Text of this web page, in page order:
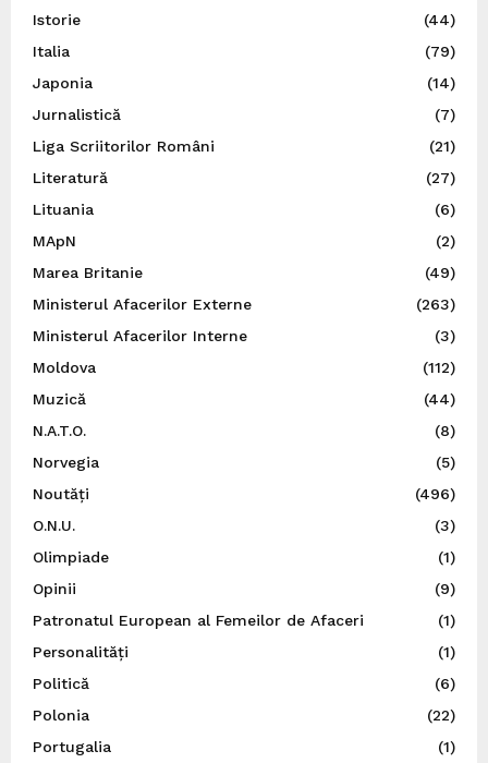
Istorie
(44)
Italia
(79)
Japonia
(14)
Jurnalistică
(7)
Liga Scriitorilor Români
(21)
Literatură
(27)
Lituania
(6)
MApN
(2)
Marea Britanie
(49)
Ministerul Afacerilor Externe
(263)
Ministerul Afacerilor Interne
(3)
Moldova
(112)
Muzică
(44)
N.A.T.O.
(8)
Norvegia
(5)
Noutăți
(496)
O.N.U.
(3)
Olimpiade
(1)
Opinii
(9)
Patronatul European al Femeilor de Afaceri
(1)
Personalități
(1)
Politică
(6)
Polonia
(22)
Portugalia
(1)